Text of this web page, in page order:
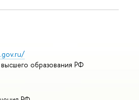
образования РФ